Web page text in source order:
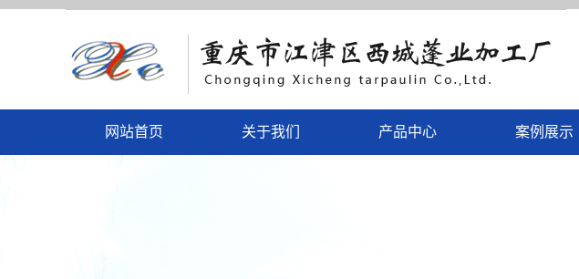
网站首页 关于我们 产品中心 案例展示